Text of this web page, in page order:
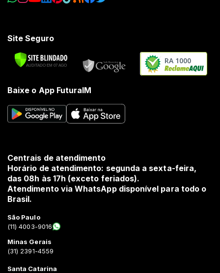
Site Seguro
RA 1000
Baixe o App FuturaIM
Centrais de atendimento
Horário de atendimento: segunda a sexta-feira,
das 08h às 17h (exceto feriados).
Atendimento via WhatsApp disponível para todo o
Brasil.
São Paulo
(11) 4003-9016
Minas Gerais
(31) 2391-4559
Santa Catarina